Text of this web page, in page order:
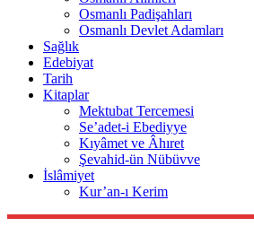
Osmanlı Padişahları
Osmanlı Devlet Adamları
Sağlık
Edebiyat
Tarih
Kitaplar
Mektubat Tercemesi
Se’adet-i Ebediyye
Kıyâmet ve Âhıret
Şevahid-ün Nübüvve
İslâmiyet
Kur’an-ı Kerim